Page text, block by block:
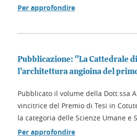
Per approfondire
Pubblicazione: "La Cattedrale
l’architettura angioina del
Pubblicato il volume della Dott.ssa
vincitrice del Premio di Tesi in
la categoria delle Scienze Umane e
Per approfondire